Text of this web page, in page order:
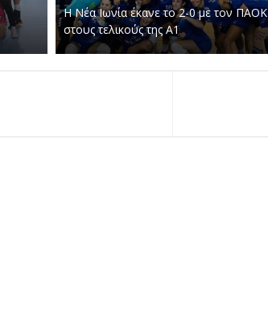
Η Νέα Ιωνία έκανε το 2-0 με τον ΠΑΟΚ
στους τελικούς της Α1